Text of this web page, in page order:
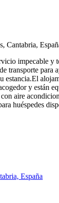
Cantabria,
impecable y
transporte para
estancia.El
y están
aire
huéspedes
España